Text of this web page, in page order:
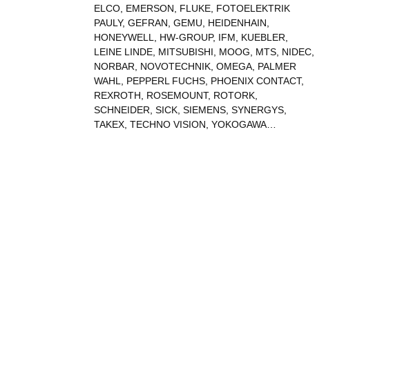
ELCO EMERSON FLUKE FOTOELEKTRIK
PAULY, GEFRAN GEMU HEIDENHAIN
HONEYWELL
HW-GROUP, IFM KUEBLER
LEINE LINDE MITSUBISHI MOOG MTS NIDEC
NORBAR
NOVOTECHNIK OMEGA PALMER
WAHL
PEPPERL FUCHS PHOENIX CONTACT,
REXROTH
ROSEMOUNT, ROTORK
SCHNEIDER SICK SIEMENS SYNERGYS
TAKEX TECHNO VISION YOKOGAWA